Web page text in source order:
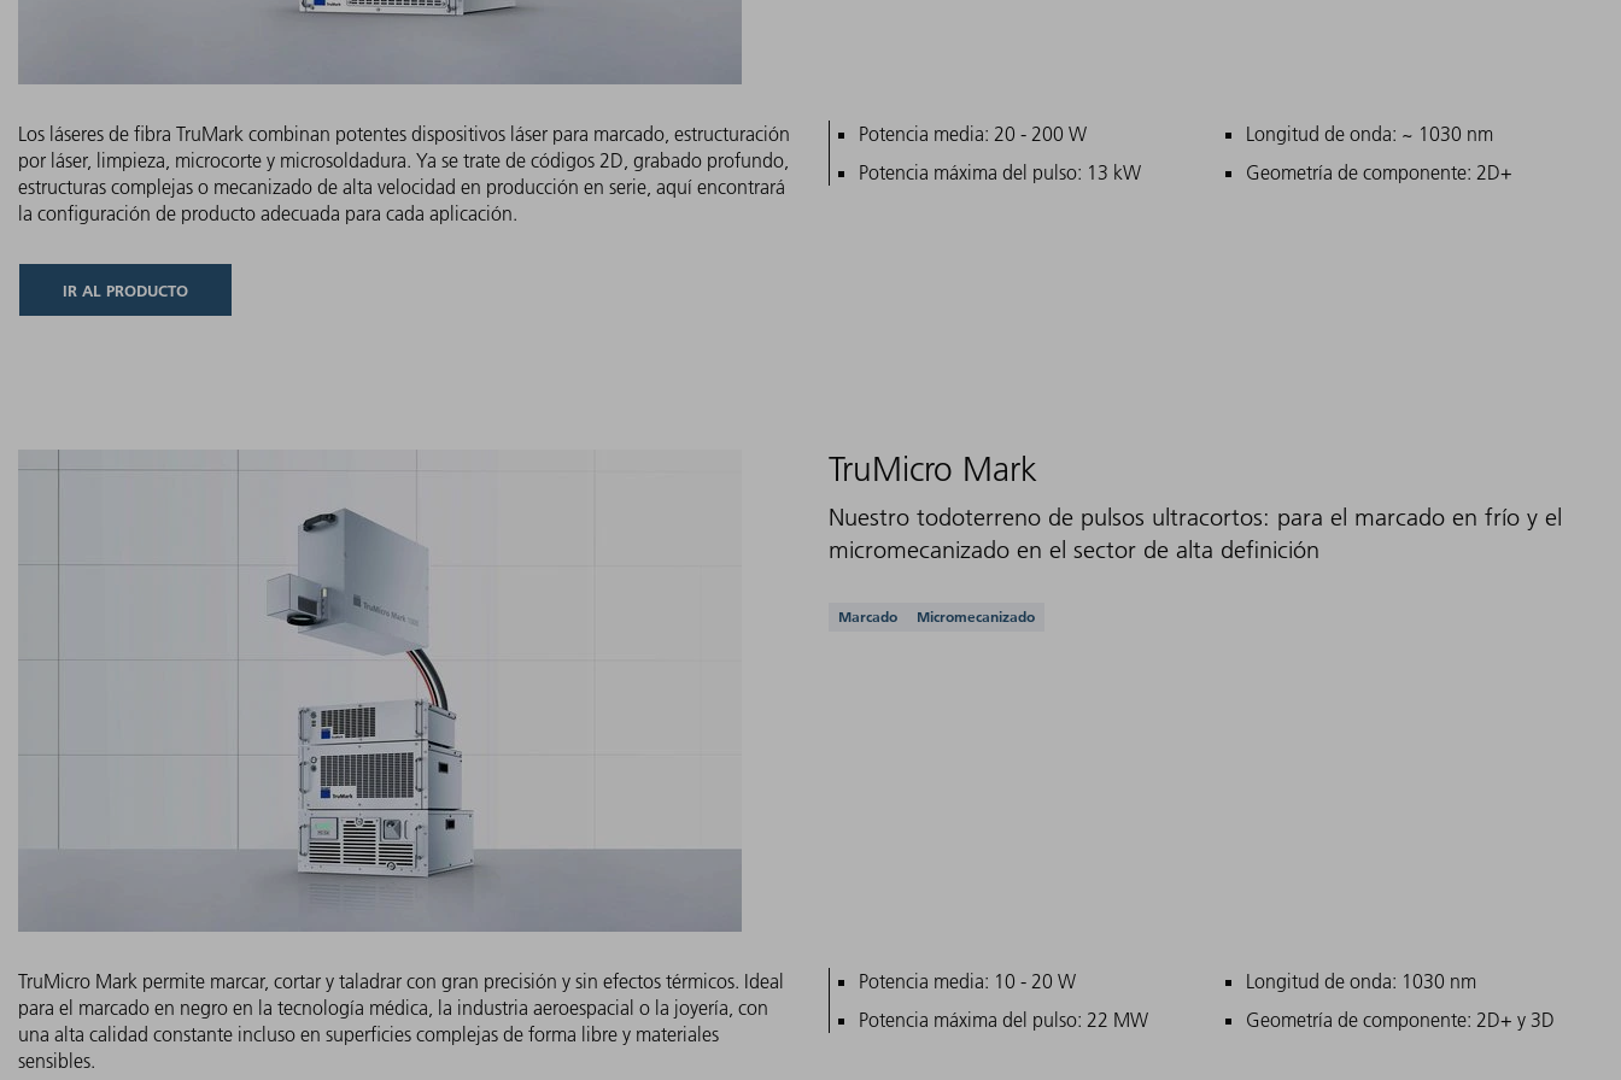
Los láseres de fibra TruMark combinan potentes dispositivos láser para marcado, estructuración
por láser, limpieza, microcorte y microsoldadura. Ya se trate de códigos 2D, grabado profundo,
estructuras complejas o mecanizado de alta velocidad en producción en serie, aquí encontrará
la configuración de producto adecuada para cada aplicación.
Características principales
Potencia media: 20 - 200 W
Longitud de onda: ~ 1030 nm
Potencia máxima del pulso: 13 kW
Geometría de componente: 2D+
IR AL PRODUCTO
TruMicro Mark
Nuestro todoterreno de pulsos ultracortos: para el marcado en frío y el
micromecanizado en el sector de alta definición
Aplicaciones compatibles
Marcado Micromecanizado
TruMicro Mark permite marcar, cortar y taladrar con gran precisión y sin efectos térmicos. Ideal
para el marcado en negro en la tecnología médica, la industria aeroespacial o la joyería, con
una alta calidad constante incluso en superficies complejas de forma libre y materiales
sensibles.
Características principales
Potencia media: 10 - 20 W
Longitud de onda: 1030 nm
Potencia máxima del pulso: 22 MW
Geometría de componente: 2D+ y 3D